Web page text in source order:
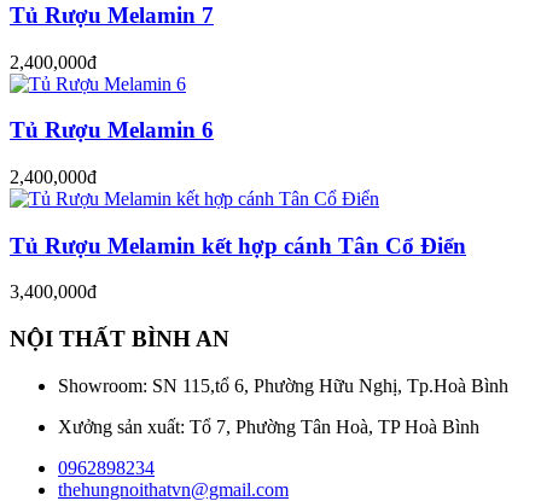
Tủ Rượu Melamin 7
2,400,000đ
Tủ Rượu Melamin 6
2,400,000đ
Tủ Rượu Melamin kết hợp cánh Tân Cổ Điển
3,400,000đ
NỘI THẤT BÌNH AN
Showroom: SN 115,tổ 6, Phường Hữu Nghị, Tp.Hoà Bình
Xưởng sản xuất: Tổ 7, Phường Tân Hoà, TP Hoà Bình
0962898234
thehungnoithatvn@gmail.com